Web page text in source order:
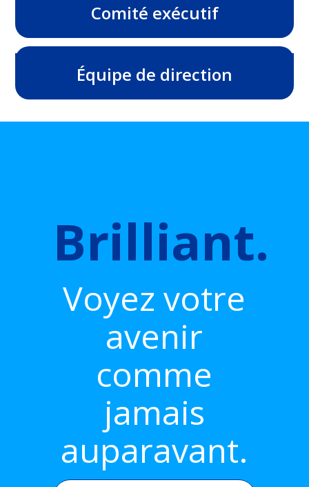
Comité exécutif
Équipe de direction
Brilliant.
Voyez votre
avenir
comme
jamais
auparavant.